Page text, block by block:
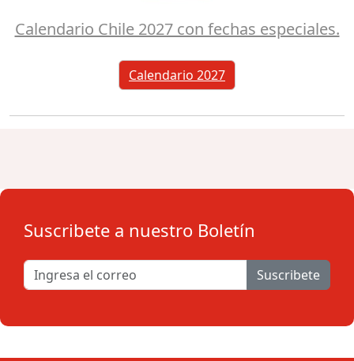
Calendario Chile 2027 con fechas especiales.
Calendario 2027
Suscribete a nuestro Boletín
Suscribete